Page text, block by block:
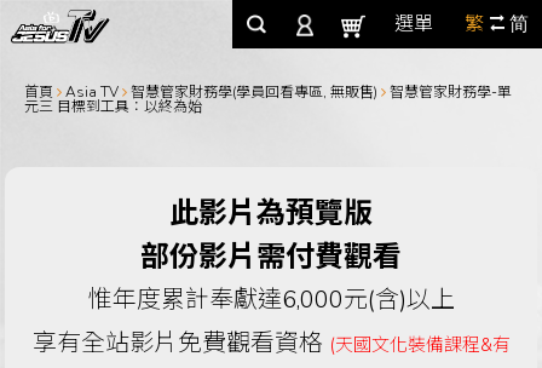
選單 繁 简
首頁 Asia TV 智慧管家財務學(學員回看專區, 無販售) 智慧管家財務學-單
元三 目標到工具：以終為始
此影片為預覽版
部份影片需付費觀看
惟年度累計奉獻達6,000元(含)以上
享有全站影片免費觀看資格 (天國文化裝備課程&有